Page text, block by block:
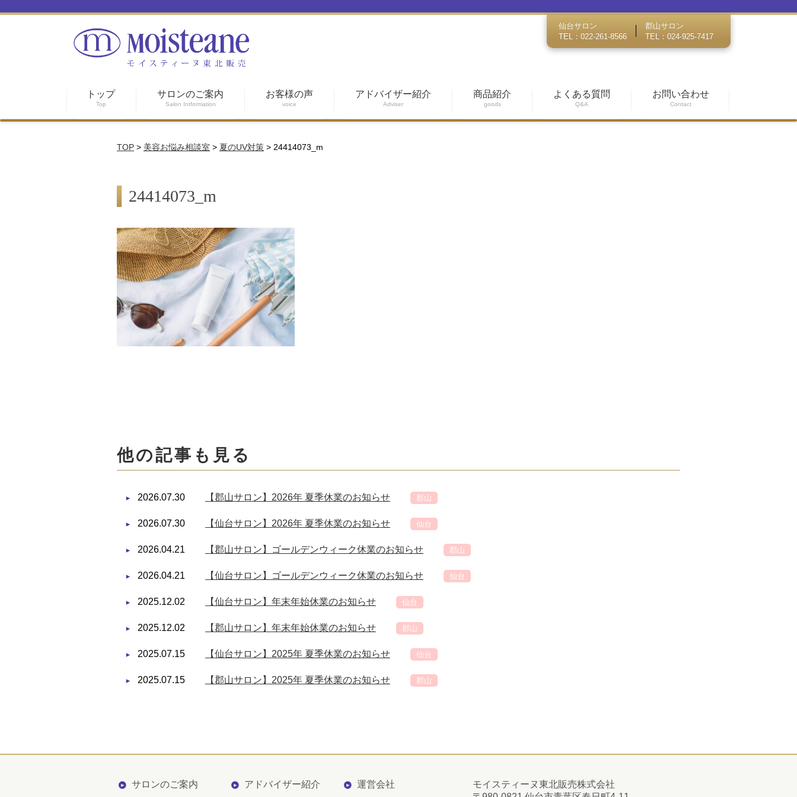
仙台サロン
TEL：022-261-8566
郡山サロン
TEL：024-925-7417
トップ
Top
サロンのご案内
Salon Intformation
お客様の声
voice
アドバイザー紹介
Adviser
商品紹介
goods
よくある質問
Q&A
お問い合わせ
Contact
TOP > 美容お悩み相談室 > 夏のUV対策 > 24414073_m
24414073_m
他の記事も見る
2026.07.30 【郡山サロン】2026年 夏季休業のお知らせ 郡山
2026.07.30 【仙台サロン】2026年 夏季休業のお知らせ 仙台
2026.04.21 【郡山サロン】ゴールデンウィーク休業のお知らせ 郡山
2026.04.21 【仙台サロン】ゴールデンウィーク休業のお知らせ 仙台
2025.12.02 【仙台サロン】年末年始休業のお知らせ 仙台
2025.12.02 【郡山サロン】年末年始休業のお知らせ 郡山
2025.07.15 【仙台サロン】2025年 夏季休業のお知らせ 仙台
2025.07.15 【郡山サロン】2025年 夏季休業のお知らせ 郡山
サロンのご案内 アドバイザー紹介 運営会社
モイスティーヌ東北販売株式会社